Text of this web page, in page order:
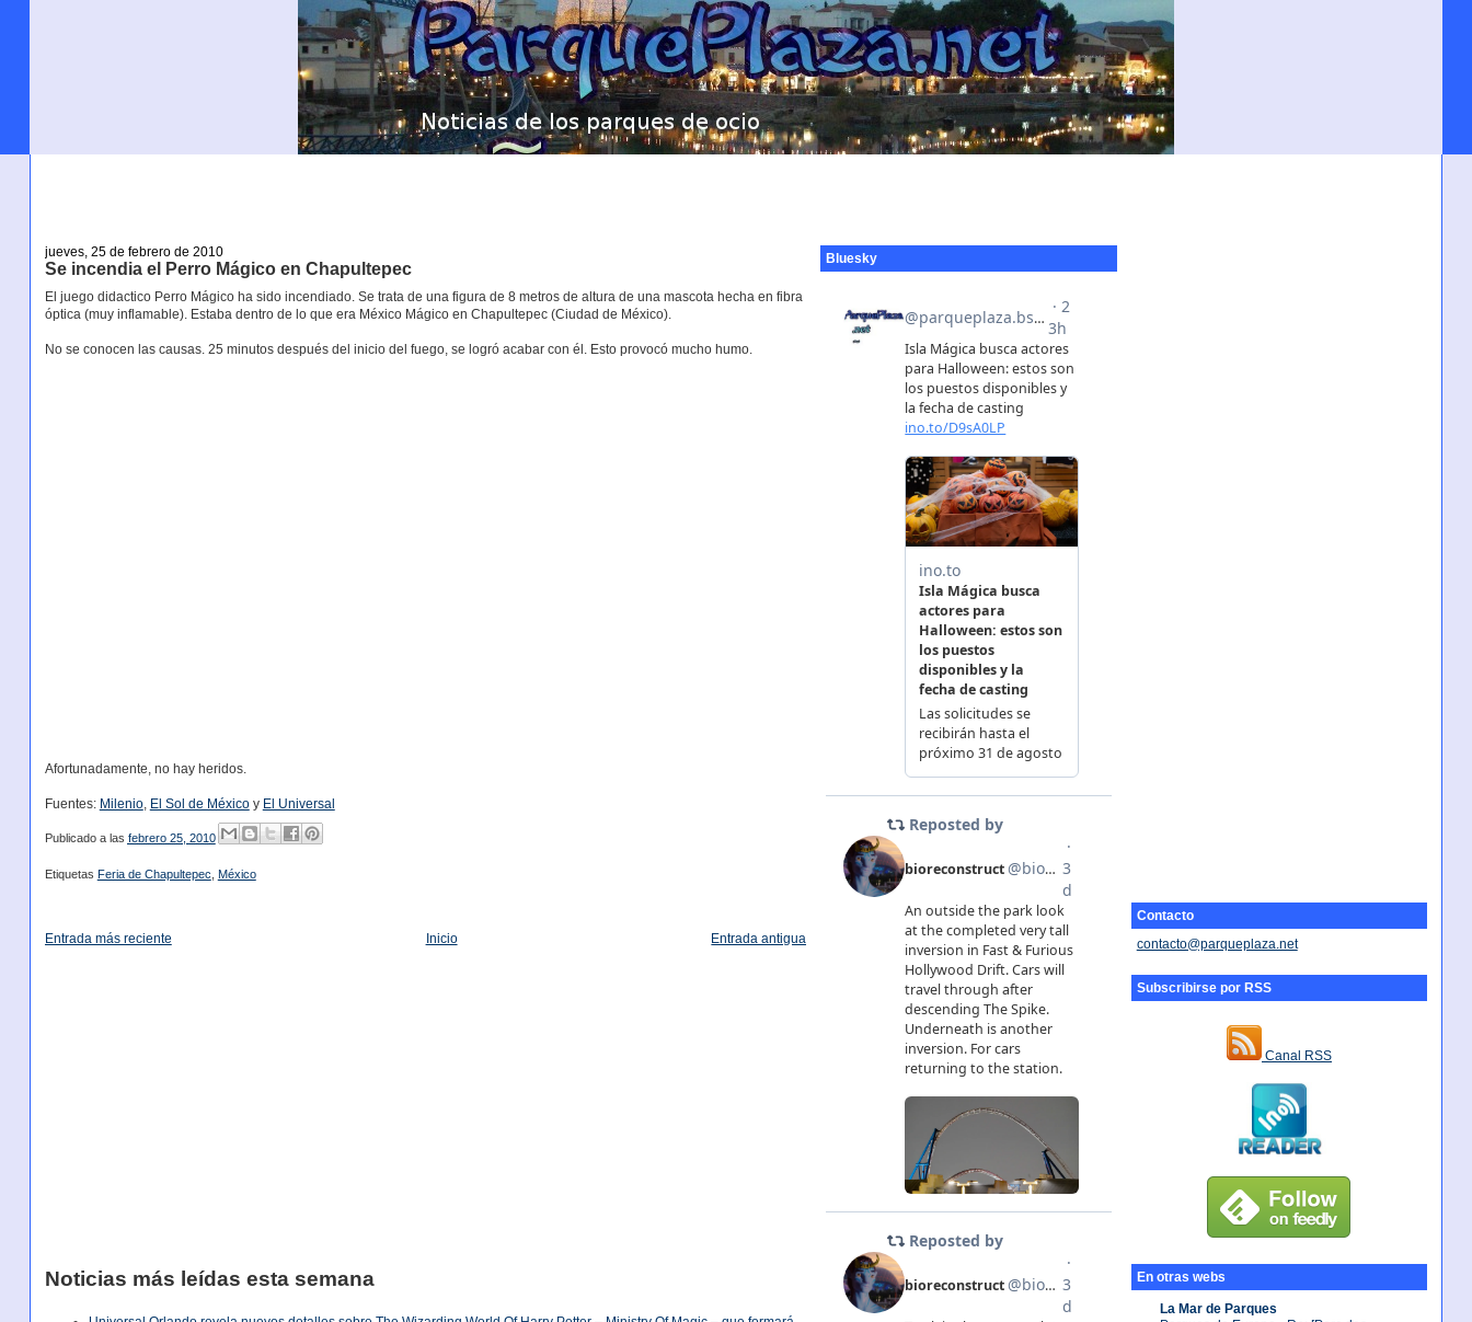
Contacto
contacto@parqueplaza.net
Subscribirse por RSS
Canal RSS
En otras webs
La Mar de Parques
jueves, 25 de febrero de 2010
Se incendia el Perro Mágico en Chapultepec
El juego didactico Perro Mágico ha sido incendiado. Se trata de una figura de 8 metros de altura de una mascota hecha en fibra
óptica (muy inflamable). Estaba dentro de lo que era México Mágico en Chapultepec (Ciudad de México).
No se conocen las causas. 25 minutos después del inicio del fuego, se logró acabar con él. Esto provocó mucho humo.
Afortunadamente, no hay heridos.
Fuentes: Milenio, El Sol de Méxicoy El Universal
Publicado a las febrero 25, 2010
Etiquetas Feria de Chapultepec México
Entrada más reciente Entrada antigua
Inicio
Noticias más leídas esta semana
Bluesky